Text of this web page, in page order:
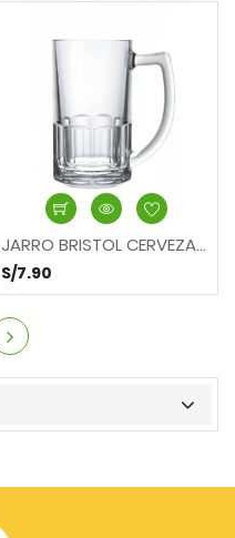
JARRO BRISTOL CERVEZA...
S/7.90